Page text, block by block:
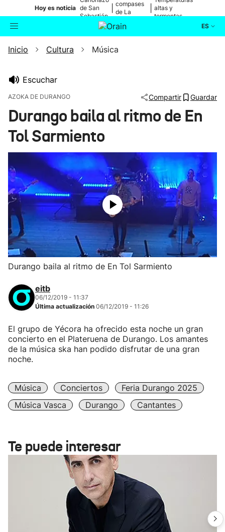
Hoy es noticia de San
Sebastián
compases
de La
altas y
tormentas
ES
Buscador Actualidad
Ikusmiran
Eguraldia
Inicio Cultura Música
Escuchar
AZOKA DE DURANGO Compartir Guardar
Durango baila al ritmo de En
Tol Sarmiento
Durango baila al ritmo de En Tol Sarmiento
eitb
06/12/2019 - 11:37
Última actualización 06/12/2019 - 11:26
El grupo de Yécora ha ofrecido esta noche un gran
concierto en el Plateruena de Durango. Los amantes
de la música ska han podido disfrutar de una gran
noche.
Música Conciertos
Feria Durango 2025
Música Vasca
Durango Cantantes
Te puede interesar